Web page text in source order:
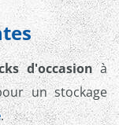
d'occasionà
un stockage
.